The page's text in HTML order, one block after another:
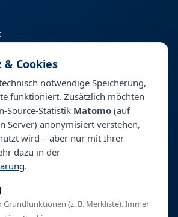
Cookies
notwendige Speicherung,
funktioniert. Zusätzlich möchten
Source-Statistik Matomo (auf
Server) anonymisiert verstehen,
wird – aber nur mit Ihrer
dazu in der
.
Grundfunktionen (z. B. Merkliste). Immer